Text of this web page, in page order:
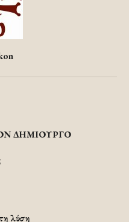
ΔΗΜΙΟΥΡΓΟ
λύση